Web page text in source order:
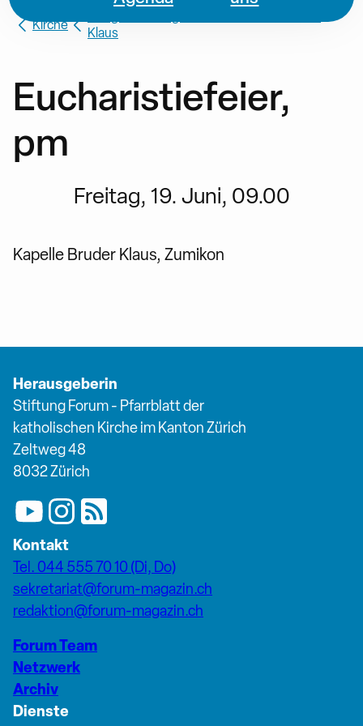
Kirche
Klaus
Eucharistiefeier,
pm
Freitag, 19. Juni, 09.00
Kapelle Bruder Klaus, Zumikon
Herausgeberin
Stiftung Forum - Pfarrblatt der
katholischen Kirche im Kanton Zürich
Zeltweg 48
8032 Zürich
Kontakt
Tel. 044 555 70 10 (Di, Do)
sekretariat@forum-magazin.ch
redaktion@forum-magazin.ch
Forum Team
Netzwerk
Archiv
Dienste